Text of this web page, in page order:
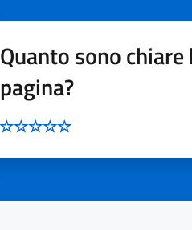
Quanto sono
pagina?